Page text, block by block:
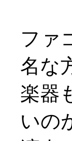
ファ
名な
楽器
いの